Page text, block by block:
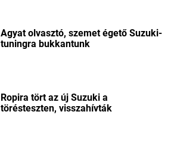
Agyat olvasztó, szemet égető Suzuki-
tuningra bukkantunk
Ropira tört az új Suzuki a
törésteszten, visszahívták